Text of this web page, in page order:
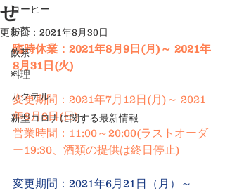
コーヒー
お茶
飲茶
料理
カクテル
新型コロナに関する最新情報
せ
更新日： 2021年8月30日
臨時休業：2021年8月9日(月)～ 2021年
8月31日(火)
変更期間：2021年7月12日(月)～ 2021
年8月8日(日)
営業時間：11:00～20:00(ラストオーダ
ー19:30、酒類の提供は終日停止)
変更期間：2021年6月21日（月）～